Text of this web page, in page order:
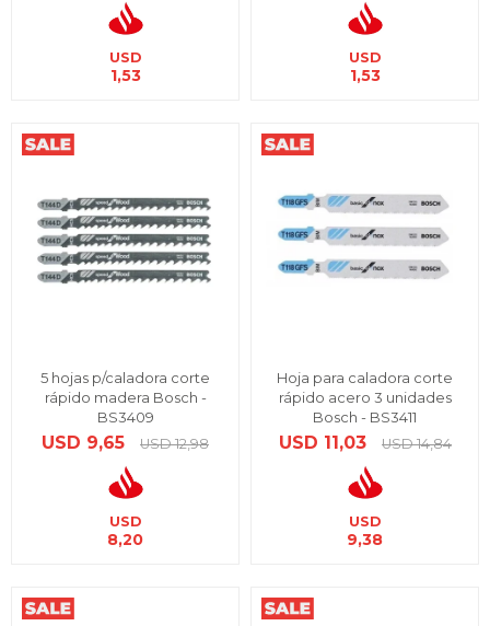
USD
1,53
USD
1,53
5 hojas p/caladora corte
rápido madera Bosch -
BS3409
USD 9,65 USD 12,98
USD
8,20
Hoja para caladora corte
rápido acero 3 unidades
Bosch - BS3411
USD 11,03 USD 14,84
USD
9,38